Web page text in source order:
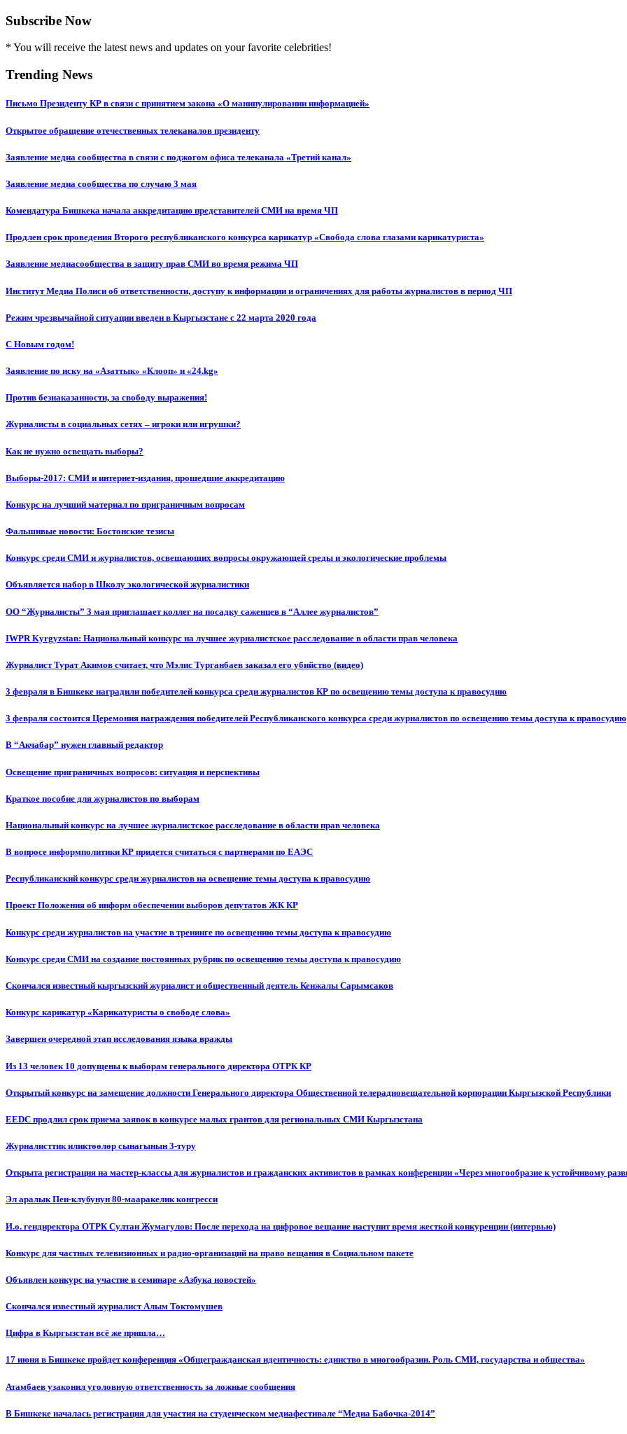
Subscribe Now
* You will receive the latest news and updates on your favorite celebrities!
Trending News
Письмо Президенту КР в связи с принятием закона «О манипулировании информацией»
Открытое обращение отечественных телеканалов президенту
Заявление медиа сообщества в связи с поджогом офиса телеканала «Третий канал»
Заявление медиа сообщества по случаю 3 мая
Комендатура Бишкека начала аккредитацию представителей СМИ на время ЧП
Продлен срок проведения Второго республиканского конкурса карикатур «Свобода слова глазами карикатуриста»
Заявление медиасообщества в защиту прав СМИ во время режима ЧП
Институт Медиа Полиси об ответственности, доступу к информации и ограничениях для работы журналистов в период ЧП
Режим чрезвычайной ситуации введен в Кыргызстане с 22 марта 2020 года
С Новым годом!
Заявление по иску на «Азаттык» «Клооп» и «24.kg»
Против безнаказанности, за свободу выражения!
Журналисты в социальных сетях – игроки или игрушки?
Как не нужно освещать выборы?
Выборы-2017: СМИ и интернет-издания, прошедшие аккредитацию
Конкурс на лучший материал по приграничным вопросам
Фальшивые новости: Бостонские тезисы
Конкурс среди СМИ и журналистов, освещающих вопросы окружающей среды и экологические проблемы
Объявляется набор в Школу экологической журналистики
ОО “Журналисты” 3 мая приглашает коллег на посадку саженцев в “Аллее журналистов”
IWPR Kyrgyzstan: Национальный конкурс на лучшее журналистское расследование в области прав человека
Журналист Турат Акимов считает, что Мэлис Турганбаев заказал его убийство (видео)
3 февраля в Бишкеке наградили победителей конкурса среди журналистов КР по освещению темы доступа к правосудию
3 февраля состоится Церемония награждения победителей Республиканского конкурса среди журналистов по освещению темы доступа к правосудию
В “Акчабар” нужен главный редактор
Освещение приграничных вопросов: ситуация и перспективы
Краткое пособие для журналистов по выборам
Национальный конкурс на лучшее журналистское расследование в области прав человека
В вопросе информполитики КР придется считаться с партнерами по ЕАЭС
Республиканский конкурс среди журналистов на освещение темы доступа к правосудию
Проект Положения об информ обеспечении выборов депутатов ЖК КР
Конкурс среди журналистов на участие в тренинге по освещению темы доступа к правосудию
Конкурс среди СМИ на создание постоянных рубрик по освещению темы доступа к правосудию
Скончался известный кыргызский журналист и общественный деятель Кенжалы Сарымсаков
Конкурс карикатур «Карикатуристы о свободе слова»
Завершен очередной этап исследования языка вражды
Из 13 человек 10 допущены к выборам генерального директора ОТРК КР
Открытый конкурс на замещение должности Генерального директора Общественной телерадиовещательной корпорации Кыргызской Республики
EEDC продлил срок приема заявок в конкурсе малых грантов для региональных СМИ Кыргызстана
Журналисттик иликтөөлөр сынагынын 3-туру
Открыта регистрация на мастер-классы для журналистов и гражданских активистов в рамках конференции «Через многообразие к устойчивому
Эл аралык Пен-клубунун 80-мааракелик конгресси
И.о. гендиректора ОТРК Султан Жумагулов: После перехода на цифровое вещание наступит время жесткой конкуренции (интервью)
Конкурс для частных телевизионных и радио-организаций на право вещания в Социальном пакете
Объявлен конкурс на участие в семинаре «Азбука новостей»
Cкончался известный журналист Алым Токтомушев
Цифра в Кыргызстан всё же пришла…
17 июня в Бишкеке пройдет конференция «Общегражданская идентичность: единство в многообразии. Роль СМИ, государства и общества»
Атамбаев узаконил уголовную ответственность за ложные сообщения
В Бишкеке началась регистрация для участия на студенческом медиафестивале “Медиа Бабочка-2014”